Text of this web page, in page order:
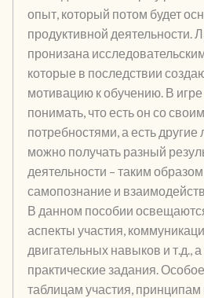
опыт, который потом будет
продуктивной деятельности.
пронизана
которые в последствии
мотивацию к обучению. В
понимать, что есть он со
потребностями, а есть
можно получать разный
деятельности – таким
самопознание и
В данном пособии
аспекты участия,
двигательных навыков и т.д.,
практические задания.
таблицам участия, принципам